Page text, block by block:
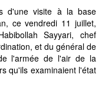
d'une visite à la base
ce vendredi 11 juillet,
Sayyari, chef
et du général de
l'armée de l'air de la
qu'ils examinaient l'état